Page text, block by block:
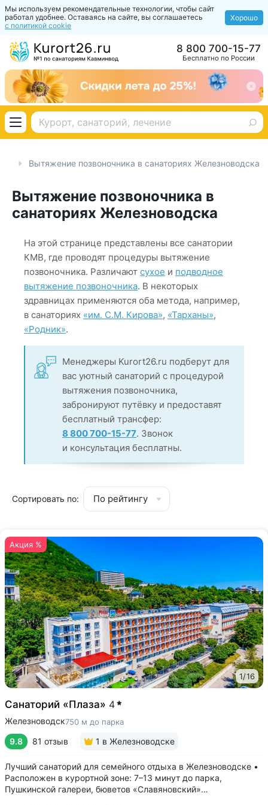
Мы используем рекомендательные технологии, чтобы сайт
работал удобнее. Оставаясь на сайте, вы соглашаетесь
с политикой cookie
Хорошо
Бесплатно по России
8 800 700-15-77
Вытяжение позвоночника в санаториях Железноводска
Вытяжение позвоночника в
санаториях Железноводска
На этой странице представлены все санатории
КМВ, где проводят процедуры вытяжение
позвоночника. Различают сухое и подводное
вытяжение позвоночника. В некоторых
здравницах применяются оба метода, например,
в санаториях «им. С.М. Кирова», «Тарханы»,
«Родник».
Менеджеры Kurort26.ru подберут для
вас уютный санаторий с процедурой
вытяжения позвоночника,
забронируют путёвку и предоставят
бесплатный трансфер:
8 800 700-15-77. Звонок
и консультация бесплатны.
Сортировать по: По рейтингу
Акция %
1/16
Санаторий «Плаза» 4
Железноводск750 м до парка
9.8 81 отзыв 1 в Железноводске
Лучший санаторий для семейного отдыха в Железноводске •
Расположен в курортной зоне: 7–13 минут до парка,
Пушкинской галереи, бюветов «Славяновский»